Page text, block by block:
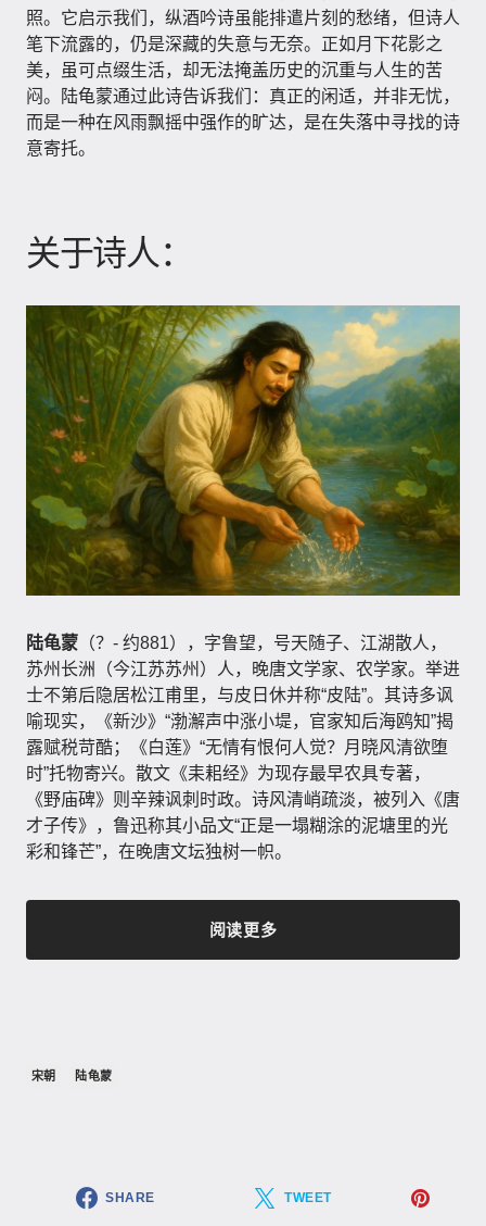
照。它启示我们，纵酒吟诗虽能排遣片刻的愁绪，但诗人
笔下流露的，仍是深藏的失意与无奈。正如月下花影之
美，虽可点缀生活，却无法掩盖历史的沉重与人生的苦
闷。陆龟蒙通过此诗告诉我们：真正的闲适，并非无忧，
而是一种在风雨飘摇中强作的旷达，是在失落中寻找的诗
意寄托。
关于诗人：
陆龟蒙 （？- 约881），字鲁望，号天随子、江湖散人，
苏州长洲（今江苏苏州）人，晚唐文学家、农学家。举进
士不第后隐居松江甫里，与皮日休并称“皮陆”。其诗多讽
喻现实，《新沙》“渤澥声中涨小堤，官家知后海鸥知”揭
露赋税苛酷；《白莲》“无情有恨何人觉？月晓风清欲堕
时”托物寄兴。散文《耒耜经》为现存最早农具专著，
《野庙碑》则辛辣讽刺时政。诗风清峭疏淡，被列入《唐
才子传》，鲁迅称其小品文“正是一塌糊涂的泥塘里的光
彩和锋芒”，在晚唐文坛独树一帜。
阅读更多
宋朝 陆龟蒙
SHARE TWEET